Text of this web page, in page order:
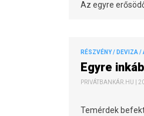
Az egyre
RÉSZVÉNY / DEVIZA /
Egyre
PRIVÁTBANKÁR.HU |
Temérdek